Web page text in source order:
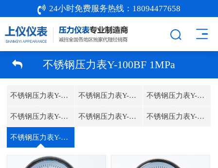
24小时免费服务热线： 18094477658
不锈钢压力表Y-100BF 1MPa
不锈钢压力表Y-60BF 不锈钢压力表Y-100BF 不锈钢压力表Y-100BF-1MPa
不锈钢压力表Y-150BF 不锈钢压力表Y-150BF-1.6MPa 不锈钢压力表Y-250BF
不锈钢压力表Y-100BF 1MPa